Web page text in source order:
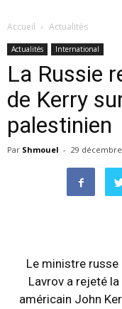
Accueil Actualités
Actualités International
La Russie
de Kerry
palestinien
Par Shmouel - 29
Le ministre
Lavrov a rejeté
américain John